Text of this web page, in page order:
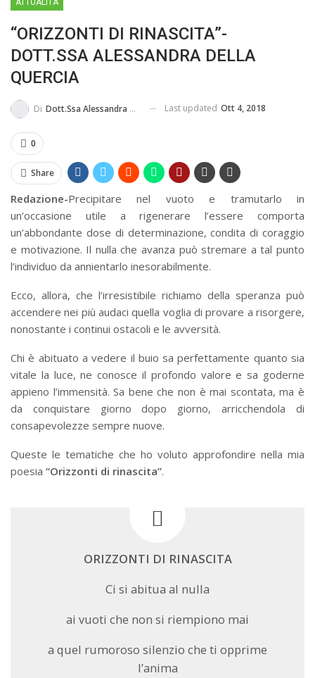
ATTUALITÀ
“ORIZZONTI DI RINASCITA”-
DOTT.SSA ALESSANDRA DELLA
QUERCIA
Di Dott.ssa Alessandra Della Quercia Last updated Ott 4, 2018
0
Share
Redazione-Precipitare nel vuoto e tramutarlo in
un’occasione utile a rigenerare l’essere comporta
un’abbondante dose di determinazione, condita di coraggio
e motivazione. Il nulla che avanza può stremare a tal punto
l’individuo da annientarlo inesorabilmente.
Ecco, allora, che l’irresistibile richiamo della speranza può
accendere nei più audaci quella voglia di provare a risorgere,
nonostante i continui ostacoli e le avversità.
Chi è abituato a vedere il buio sa perfettamente quanto sia
vitale la luce, ne conosce il profondo valore e sa goderne
appieno l’immensità. Sa bene che non è mai scontata, ma è
da conquistare giorno dopo giorno, arricchendola di
consapevolezze sempre nuove.
Queste le tematiche che ho voluto approfondire nella mia
poesia “Orizzonti di rinascita”.
ORIZZONTI DI RINASCITA
Ci si abitua al nulla
ai vuoti che non si riempiono mai
a quel rumoroso silenzio che ti opprime
l’anima